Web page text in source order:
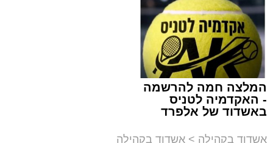
מנהל האתר / 08:55 09.08.26
תגים:אבי אמסלם,
אזולאי
המלצה חמה להרשמה
- האקדמיה לטניס
באשדוד של אלפרד
אשדוד בקהילה > אשדוד בקהילה